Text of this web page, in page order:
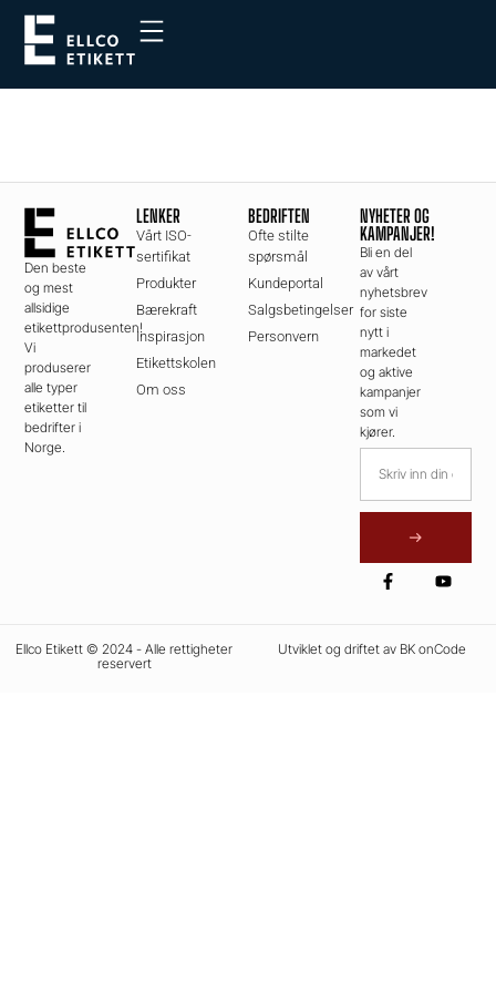
Kategori:
Blodsukkersenkende
Den beste
og mest
allsidige
etikettprodusenten!
Vi
produserer
alle typer
etiketter til
bedrifter i
Norge.
LENKER
Vårt ISO-
sertifikat
Produkter
Bærekraft
Inspirasjon
Etikettskolen
Om oss
BEDRIFTEN
Ofte stilte
spørsmål
Kundeportal
Salgsbetingelser
Personvern
NYHETER OG
KAMPANJER!
Bli en del
av vårt
nyhetsbrev
for siste
nytt i
markedet
og aktive
kampanjer
som vi
kjører.
Ellco Etikett © 2024 - Alle rettigheter
reservert
Utviklet og driftet av BK onCode